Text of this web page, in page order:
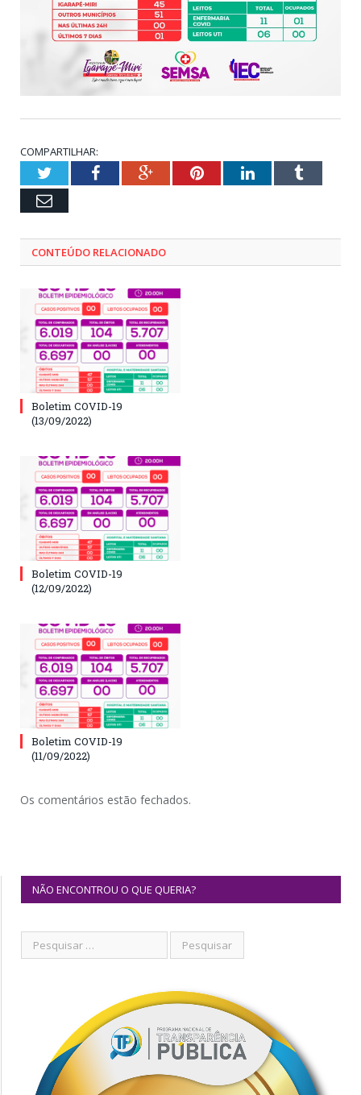
COMPARTILHAR:
TwitterFacebookGoogle+PinterestLinkedInTumblr
Email
CONTEÚDO RELACIONADO
Boletim COVID-19
(13/09/2022)
Boletim COVID-19
(12/09/2022)
Boletim COVID-19
(11/09/2022)
Os comentários estão fechados.
NÃO ENCONTROU O QUE QUERIA?